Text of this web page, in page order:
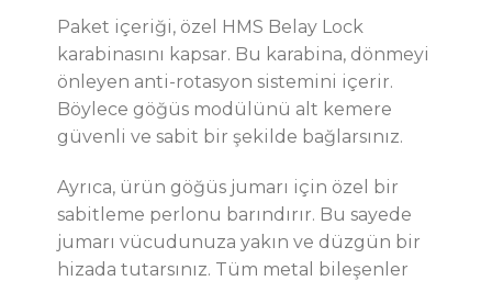
Paket içeriği, özel HMS Belay Lock
karabinasını kapsar. Bu karabina, dönmeyi
önleyen anti-rotasyon sistemini içerir.
Böylece göğüs modülünü alt kemere
güvenli ve sabit bir şekilde bağlarsınız.
Ayrıca, ürün göğüs jumarı için özel bir
sabitleme perlonu barındırır. Bu sayede
jumarı vücudunuza yakın ve düzgün bir
hizada tutarsınız. Tüm metal bileşenler